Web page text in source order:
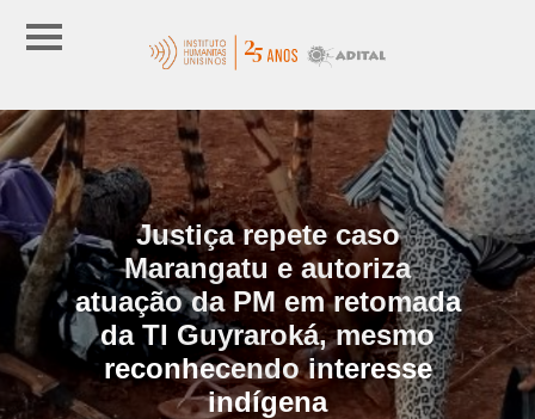
Justiça repete caso
Marangatu e autoriza
atuação da PM em retomada
da TI Guyraroká, mesmo
reconhecendo interesse
indígena